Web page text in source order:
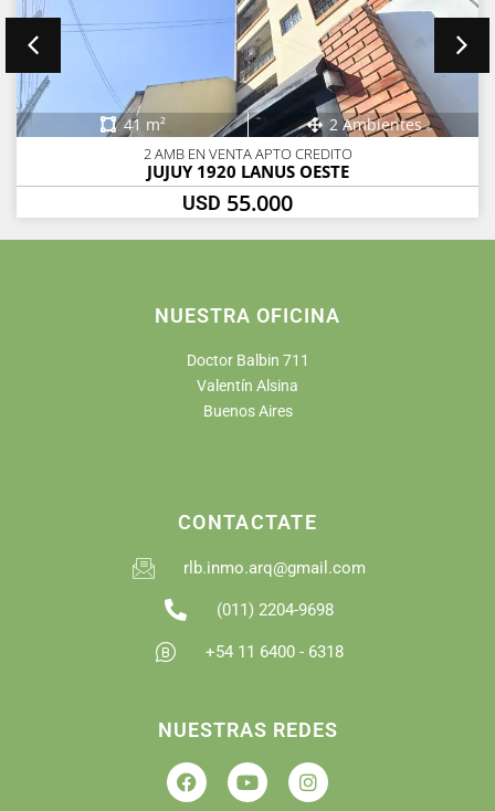
41 m² 2 Ambientes
2 AMB EN VENTA APTO CREDITO
JUJUY 1920 LANUS OESTE
USD 55.000
NUESTRA OFICINA
Doctor Balbin 711
Valentín Alsina
Buenos Aires
CONTACTATE
rlb.inmo.arq@gmail.com
(011) 2204-9698
+54 11 6400 - 6318
NUESTRAS REDES